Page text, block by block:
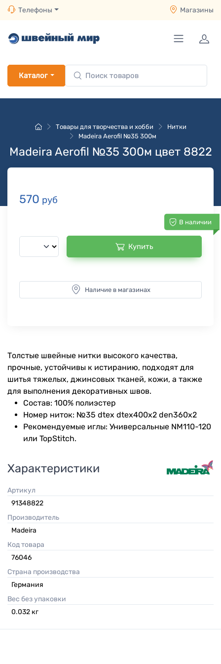
Телефоны Магазины
Каталог
Товары для творчества и хобби
Нитки
Madeira Aerofil №35 300м
Madeira Aerofil №35 300м цвет 8822
570 руб
В наличии
Купить
Наличие в магазинах
Толстые швейные нитки высокого качества,
прочные, устойчивы к истиранию, подходят для
шитья тяжелых, джинсовых тканей, кожи, а также
для выполнения декоративных швов.
Состав: 100% полиэстер
Номер ниток: №35 dtex dtex400x2 den360x2
Рекомендуемые иглы: Универсальные NM110-120
или TopStitch.
Характеристики
Артикул
91348822
Производитель
Madeira
Код товара
76046
Страна производства
Германия
Вес без упаковки
0.032 кг